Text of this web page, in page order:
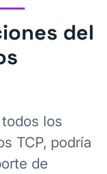
del
los
TCP, podría
de